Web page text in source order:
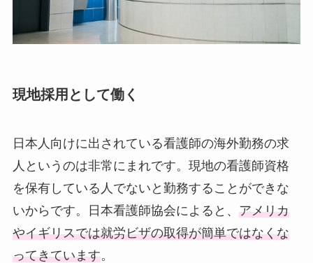
現地採用として働く
日本人向けに出されている看護師の海外勤務の求
人というのは非常にまれです。現地の看護師資格
を保有している人でないと勤務することができな
いからです。日本看護師協会によると、 アメリカ
やイギリスでは就労ビザの取得が簡単ではなくな
ってきています。